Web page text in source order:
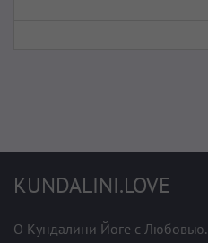
KUNDALINI.LOVE
О Кундалини Йоге с Любовью.